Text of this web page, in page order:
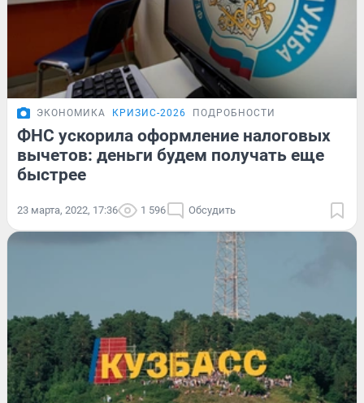
ЭКОНОМИКА КРИЗИС-2026 ПОДРОБНОСТИ
ФНС ускорила оформление налоговых
вычетов: деньги будем получать еще
быстрее
23 марта, 2022, 17:36 1 596 Обсудить